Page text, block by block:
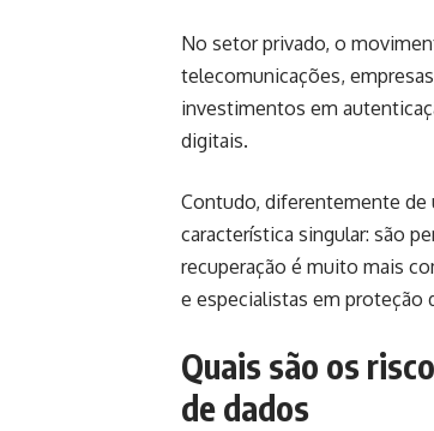
No setor privado, o
telecomunicações,
investimentos em
digitais.
Contudo, diferentemente de
característica singular: são
recuperação é muito mais
e especialistas em proteção
Quais são os
de dados